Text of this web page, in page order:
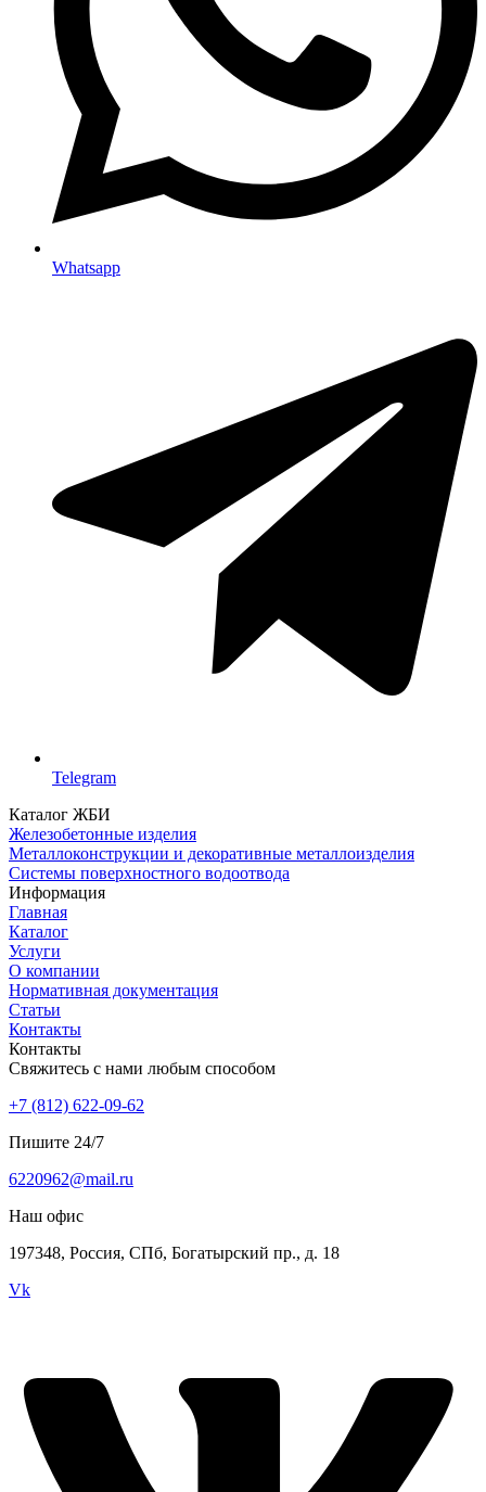
Whatsapp
Telegram
Каталог ЖБИ
Железобетонные изделия
Металлоконструкции и декоративные металлоизделия
Системы поверхностного водоотвода
Информация
Главная
Каталог
Услуги
О компании
Нормативная документация
Статьи
Контакты
Контакты
Свяжитесь с нами любым способом
+7 (812) 622-09-62
Пишите 24/7
6220962@mail.ru
Наш офис
197348, Россия, СПб, Богатырский пр., д. 18
Vk